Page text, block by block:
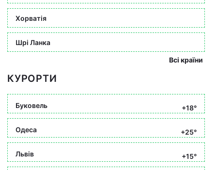
Хорватія
Шрі Ланка
Всі країни
КУРОРТИ
Буковель +18°
Одеса +25°
Львів +15°